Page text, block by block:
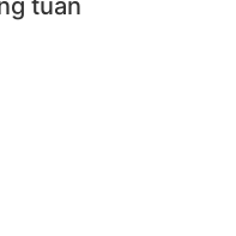
tuần